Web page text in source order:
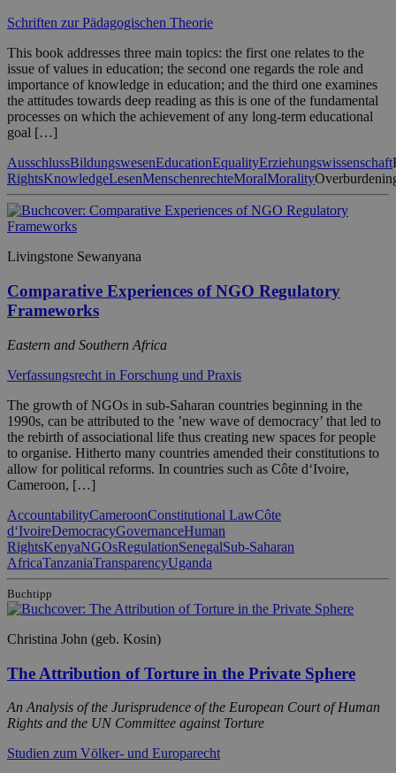
Schriften zur Pädagogischen Theorie
This book addresses three main topics: the first one relates to the
issue of values in education; the second one regards the role and
importance of knowledge in education; and the third one examines
the attitudes towards deep reading as this is one of the fundamental
processes on which the achievement of any long-term educational
goal […]
AusschlussBildungswesenEducationEqualityErziehungswissenschaft
RightsKnowledgeLesenMenschenrechteMoralMorality
Livingstone Sewanyana
Comparative Experiences of NGO Regulatory
Frameworks
Eastern and Southern Africa
Verfassungsrecht in Forschung und Praxis
The growth of NGOs in sub-Saharan countries beginning in the
1990s, can be attributed to the ’new wave of democracy’ that led to
the rebirth of associational life thus creating new spaces for people
to organise. Hitherto many countries amended their constitutions to
allow for political reforms. In countries such as Côte d‘Ivoire,
Cameroon, […]
AccountabilityCameroonConstitutional LawCôte
d‘IvoireDemocracyGovernanceHuman
RightsKenyaNGOsRegulationSenegalSub-Saharan
AfricaTanzaniaTransparencyUganda
Buchtipp
Christina John (geb. Kosin)
The Attribution of Torture in the Private Sphere
An Analysis of the Jurisprudence of the European Court of Human
Rights and the UN Committee against Torture
Studien zum Völker- und Europarecht